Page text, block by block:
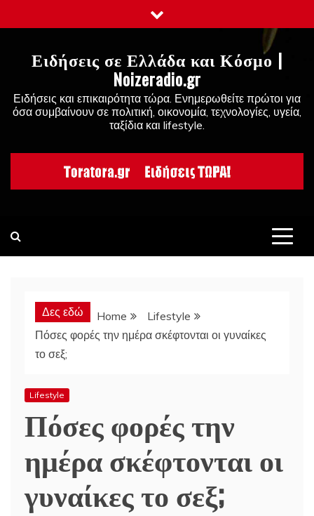
to
Ειδήσεις σε Ελλάδα και Κόσμο |
Noizeradio.gr
Ειδήσεις και επικαιρότητα τώρα. Ενημερωθείτε πρώτοι για
όσα συμβαίνουν σε πολιτική, οικονομία, τεχνολογίες, υγεία,
ταξίδια και lifestyle.
Δες εδώ Home
Lifestyle
Πόσες φορές την ημέρα σκέφτονται οι γυναίκες
το σεξ;
Lifestyle
Πόσες φορές την
ημέρα σκέφτονται οι
γυναίκες το σεξ;